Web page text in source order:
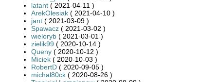
latant ( 2021-04-11 )
ArekOlesiak ( 2021-04-10 )
jant ( 2021-03-09 )
Spawacz ( 2021-03-02 )
wieloryb ( 2021-03-01 )
zielik99 ( 2020-10-14 )
Queny ( 2020-10-12 )
Miciek ( 2020-10-03 )
RobertD ( 2020-09-05 )
michal80ck ( 2020-08-26 )